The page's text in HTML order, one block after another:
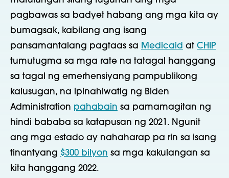
pagbawas sa badyet habang ang mga kita ay
bumagsak, kabilang ang isang
pansamantalang pagtaas sa Medicaid at CHIP
tumutugma sa mga rate na tatagal hanggang
sa tagal ng emerhensiyang pampublikong
kalusugan, na ipinahiwatig ng Biden
Administration pahabain sa pamamagitan ng
hindi bababa sa katapusan ng 2021. Ngunit
ang mga estado ay nahaharap pa rin sa isang
tinantyang $300 bilyon sa mga kakulangan sa
kita hanggang 2022.